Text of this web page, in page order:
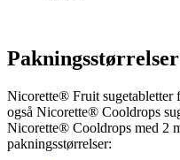
Pakningsstørrelser
Nicorette® Fruit sugetabletter
også Nicorette® Cooldrops
Nicorette® Cooldrops med 2
pakningsstørrelser: